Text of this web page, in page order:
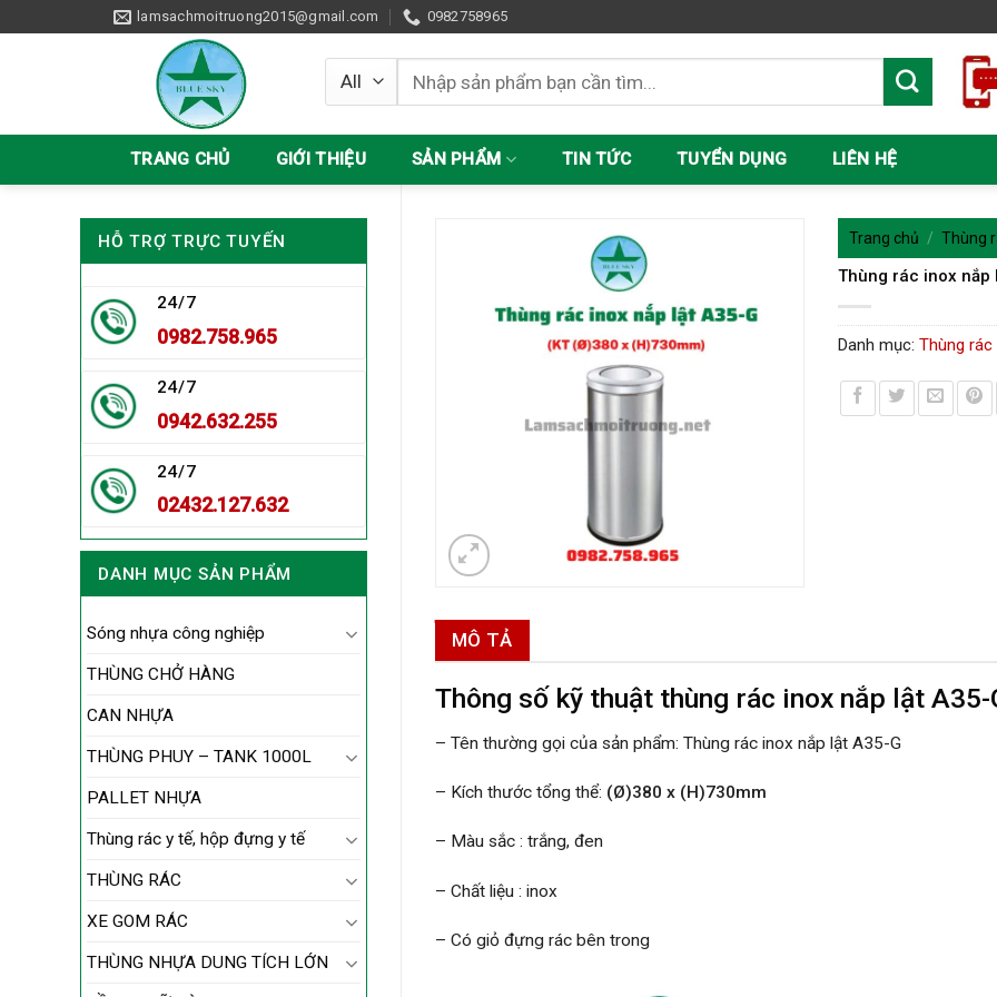
to
lamsachmoitruong2015@gmail.com 0982758965
Tìm
kiếm:
TRANG CHỦ GIỚI THIỆU SẢN PHẨM TIN TỨC TUYỂN DỤNG LIÊN HỆ
HỖ TRỢ TRỰC TUYẾN
24/7
0982.758.965
24/7
0942.632.255
24/7
02432.127.632
DANH MỤC SẢN PHẨM
Sóng nhựa công nghiệp
THÙNG CHỞ HÀNG
CAN NHỰA
THÙNG PHUY – TANK 1000L
PALLET NHỰA
Thùng rác y tế, hộp đựng y tế
THÙNG RÁC
XE GOM RÁC
THÙNG NHỰA DUNG TÍCH LỚN
Trang chủ / Thùng
Thùng rác inox nắp
Danh mục:Thùng
MÔ TẢ
Thông số kỹ thuật thùng rác inox nắp lật A35-
– Tên thường gọi của sản phẩm: Thùng rác inox nắp lật A35-G
– Kích thước tổng thể: (Ø)380 x (H)730mm
– Màu sắc : trắng, đen
– Chất liệu : inox
– Có giỏ đựng rác bên trong